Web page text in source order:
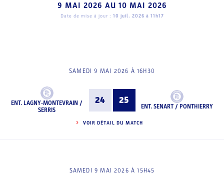
9 MAI 2026 AU 10 MAI 2026
Date de mise à jour : 10 juil. 2026 à 11h17
SAMEDI 9 MAI 2026 À 16H30
ENT. LAGNY-MONTEVRAIN /
SERRIS
24 25
ENT. SENART / PONTHIERRY
VOIR DÉTAIL DU MATCH
SAMEDI 9 MAI 2026 À 15H45